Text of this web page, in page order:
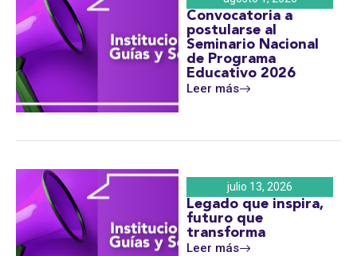
Convocatoria a
postularse al
Seminario Nacional
de Programa
Educativo 2026
Leer más
julio 13, 2026
Legado que inspira,
futuro que
transforma
Leer más